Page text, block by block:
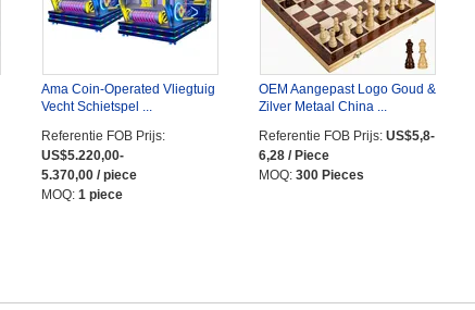
Ama Coin-Operated Vliegtuig
Vecht Schietspel ...
Referentie FOB Prijs:
US$5.220,00-
5.370,00 / piece
MOQ: 1 piece
OEM Aangepast Logo Goud &
Zilver Metaal China ...
Referentie FOB Prijs: US$5,8-
6,28 / Piece
MOQ: 300 Pieces